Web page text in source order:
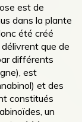
est de
dans la plante
été créé
que de
différents
est
et des
constitués
un